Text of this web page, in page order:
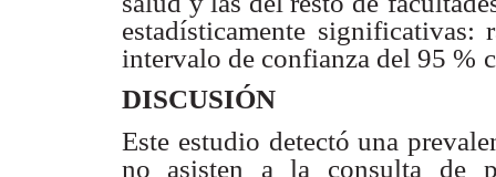
estadísticamente significativas:
intervalo de confianza del 95 %
DISCUSIÓN
Este estudio detectó una
no asisten a la consulta
de